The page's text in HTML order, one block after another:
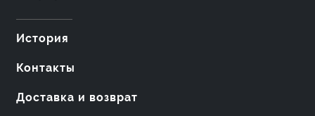
История
Контакты
Доставка и возврат